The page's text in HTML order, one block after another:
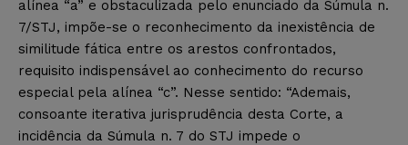
alínea “a” e obstaculizada pelo enunciado da Súmula n.
7/STJ, impõe-se o reconhecimento da inexistência de
similitude fática entre os arestos confrontados,
requisito indispensável ao conhecimento do recurso
especial pela alínea “c”. Nesse sentido: “Ademais,
consoante iterativa jurisprudência desta Corte, a
incidência da Súmula n. 7 do STJ impede o